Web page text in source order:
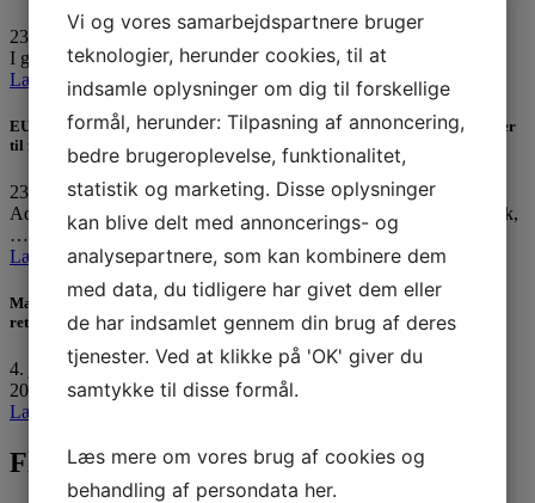
23. september 2025
I går var Københavns lufthavn Kastrup lukket ned i fire…
Læs mere »
EU leger omvendt Robin Hood: Tager milliarder fra passagererne og giver
til flyselskaberne
23. september 2025
Advokat Eva Persson og Karin Breck, chef for international politik,
…
Læs mere »
Masser af flyafgange til Nice og Paris aflyst i dag – Hvad er dine
rettigheder?
4. juli 2025
20 afgange fra København til- og fra Nice og Paris…
Læs mere »
Flyadvokaten i pressen
Vi og vores samarbejdspartnere bruger
teknologier, herunder cookies, til at
indsamle oplysninger om dig til forskellige
formål, herunder: Tilpasning af annoncering,
bedre brugeroplevelse, funktionalitet,
statistik og marketing. Disse oplysninger
kan blive delt med annoncerings- og
analysepartnere, som kan kombinere dem
med data, du tidligere har givet dem eller
de har indsamlet gennem din brug af deres
tjenester. Ved at klikke på 'OK' giver du
samtykke til disse formål.
Læs mere om vores brug af cookies og
behandling af persondata her.